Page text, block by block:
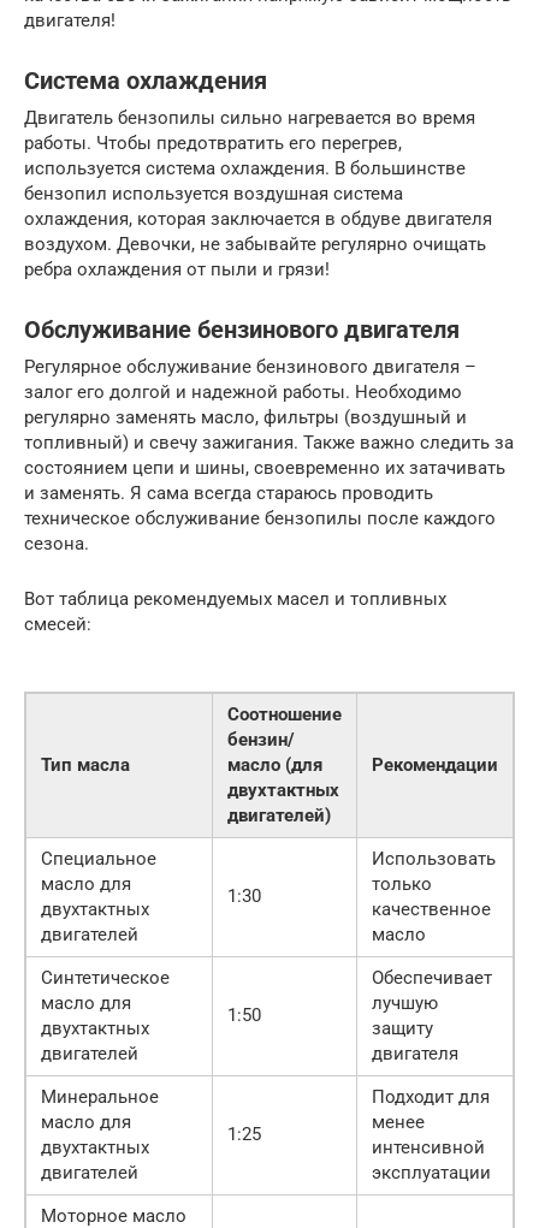
двигателя!
Система охлаждения
Двигатель бензопилы сильно нагревается во время
работы. Чтобы предотвратить его перегрев,
используется система охлаждения. В большинстве
бензопил используется воздушная система
охлаждения, которая заключается в обдуве двигателя
воздухом. Девочки, не забывайте регулярно очищать
ребра охлаждения от пыли и грязи!
Обслуживание бензинового двигателя
Регулярное обслуживание бензинового двигателя –
залог его долгой и надежной работы. Необходимо
регулярно заменять масло, фильтры (воздушный и
топливный) и свечу зажигания. Также важно следить за
состоянием цепи и шины, своевременно их затачивать
и заменять. Я сама всегда стараюсь проводить
техническое обслуживание бензопилы после каждого
сезона.
Вот таблица рекомендуемых масел и топливных
смесей:
Тип масла
Соотношение
бензин/
масло (для
двухтактных
двигателей)
Рекомендации
Специальное
масло для
двухтактных
двигателей
1:30
Использовать
только
качественное
масло
Синтетическое
масло для
двухтактных
двигателей
1:50
Обеспечивает
лучшую
защиту
двигателя
Минеральное
масло для
двухтактных
двигателей
1:25
Подходит для
менее
интенсивной
эксплуатации
Моторное масло